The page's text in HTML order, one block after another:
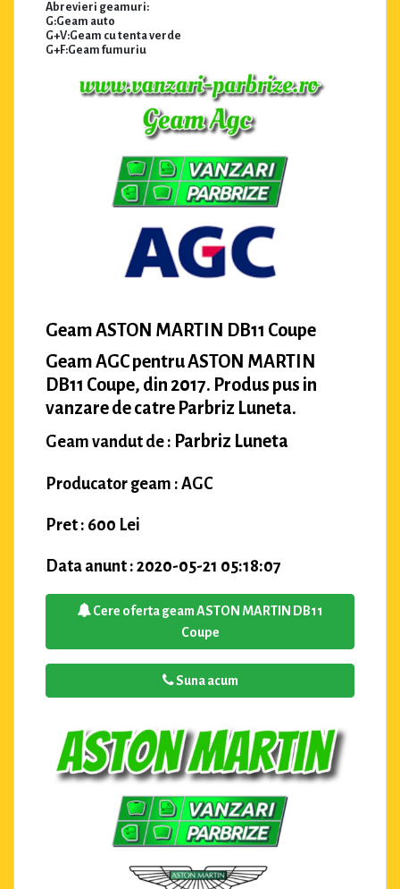
Abrevieri geamuri:
G:Geam auto
G+V:Geam cu tenta verde
G+F:Geam fumuriu
Geam ASTON MARTIN DB11 Coupe
Geam AGC pentru ASTON MARTIN
DB11 Coupe, din 2017. Produs pus in
vanzare de catre Parbriz Luneta.
Geam vandut de : Parbriz Luneta
Producator geam : AGC
Pret : 600 Lei
Data anunt : 2020-05-21 05:18:07
Cere oferta geam ASTON MARTIN DB11
Coupe
Suna acum